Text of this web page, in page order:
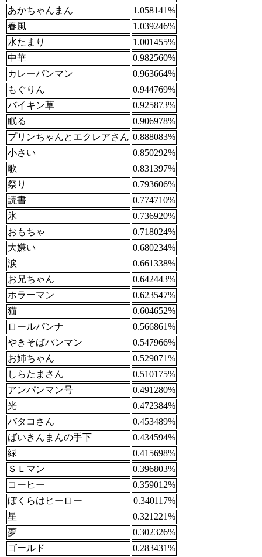
あかちゃんまん
1.058141%
春風
1.039246%
水たまり
1.001455%
中華
0.982560%
カレーパンマン
0.963664%
もぐりん
0.944769%
バイキン草
0.925873%
眠る
0.906978%
プリンちゃんとエクレアさん 0.888083%
小さい
0.850292%
歌
0.831397%
祭り
0.793606%
読書
0.774710%
氷
0.736920%
おもちゃ
0.718024%
大嫌い
0.680234%
涙
0.661338%
お兄ちゃん
0.642443%
ホラーマン
0.623547%
猫
0.604652%
ロールパンナ
0.566861%
やきそばパンマン
0.547966%
お姉ちゃん
0.529071%
しらたまさん
0.510175%
アンパンマン号
0.491280%
光
0.472384%
バタコさん
0.453489%
ばいきんまんの手下
0.434594%
緑
0.415698%
ＳＬマン
0.396803%
コーヒー
0.359012%
ぼくらはヒーロー
0.340117%
星
0.321221%
夢
0.302326%
ゴールド
0.283431%